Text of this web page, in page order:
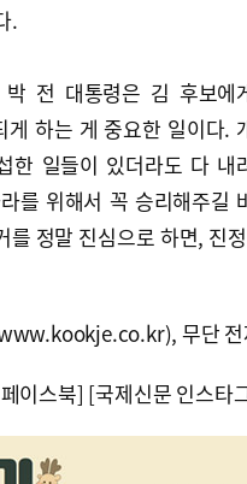
.
전 대통령은 김 후보에
게 하는 게 중요한 일이다.
한 일들이 있더라도 다 내
를 위해서 꼭 승리해주길
를 정말 진심으로 하면, 진
무단 전
이스북] [국제신문 인스타